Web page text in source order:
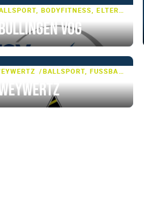
BALLSPORT, BODYFITNESS, ELTERN-KIND-TURNEN, FITNESS, RHYTHMISCHE GYMNASTIK, TUMBLING & TRAMPOLIN, TURNEN, TURNEN - BASIS, VOLLEYBALL
VoG
BALLSPORT, FUSSBALL